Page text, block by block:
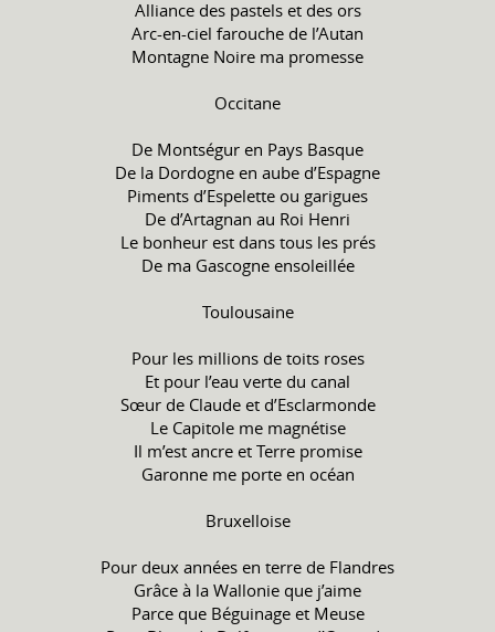
Alliance des pastels et des ors
Arc-en-ciel farouche de l’Autan
Montagne Noire ma promesse
Occitane
De Montségur en Pays Basque
De la Dordogne en aube d’Espagne
Piments d’Espelette ou garigues
De d’Artagnan au Roi Henri
Le bonheur est dans tous les prés
De ma Gascogne ensoleillée
Toulousaine
Pour les millions de toits roses
Et pour l’eau verte du canal
Sœur de Claude et d’Esclarmonde
Le Capitole me magnétise
Il m’est ancre et Terre promise
Garonne me porte en océan
Bruxelloise
Pour deux années en terre de Flandres
Grâce à la Wallonie que j’aime
Parce que Béguinage et Meuse